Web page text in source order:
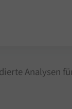
Analysen